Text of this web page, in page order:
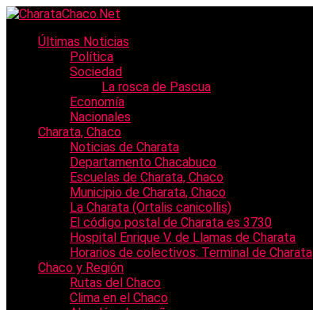
Últimas Noticias
Política
Sociedad
La rosca de Pascua
Economía
Nacionales
Charata, Chaco
Noticias de Charata
Departamento Chacabuco
Escuelas de Charata, Chaco
Municipio de Charata, Chaco
La Charata (Ortalis canicollis)
El código postal de Charata es 3730
Hospital Enrique V. de Llamas de Charata
Horarios de colectivos: Terminal de Charata
Chaco y Región
Rutas del Chaco
Clima en el Chaco